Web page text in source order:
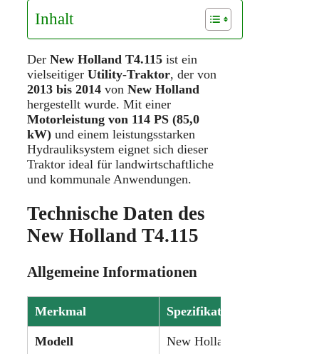
Inhalt
Der New Holland T4.115 ist ein
vielseitiger Utility-Traktor, der von
2013 bis 2014 von New Holland
hergestellt wurde. Mit einer
Motorleistung von 114 PS (85,0
kW) und einem leistungsstarken
Hydrauliksystem eignet sich dieser
Traktor ideal für landwirtschaftliche
und kommunale Anwendungen.
Technische Daten des
New Holland T4.115
Allgemeine Informationen
Merkmal Spezifikation
Modell New Holland T4.115